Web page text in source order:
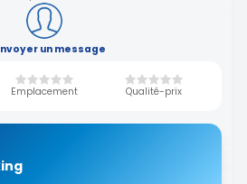
un message
Emplacement Qualité-prix